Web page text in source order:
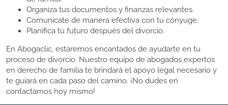
Organiza tus documentos y finanzas relevantes.
Comunícate de manera efectiva con tu cónyuge.
Planifica tu futuro después del divorcio.
En Abogaclic, estaremos encantados de ayudarte en tu
proceso de divorcio. Nuestro equipo de abogados expertos
en derecho de familia te brindará el apoyo legal necesario y
te guiará en cada paso del camino. ¡No dudes en
contactarnos hoy mismo!